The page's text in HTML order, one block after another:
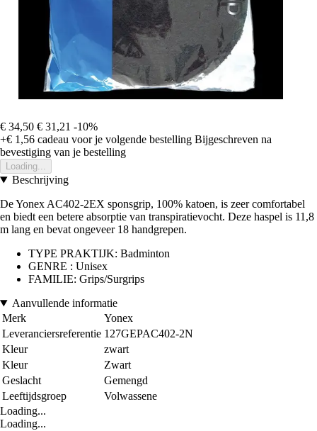
€ 34,50 € 31,21 -10%
+€ 1,56 cadeau voor je volgende bestelling Bijgeschreven na
bevestiging van je bestelling
Loading...
Beschrijving
De Yonex AC402-2EX sponsgrip, 100% katoen, is zeer comfortabel
en biedt een betere absorptie van transpiratievocht. Deze haspel is 11,8
m lang en bevat ongeveer 18 handgrepen.
TYPE PRAKTIJK: Badminton
GENRE : Unisex
FAMILIE: Grips/Surgrips
Aanvullende informatie
Merk
Yonex
Leveranciersreferentie 127GEPAC402-2N
Kleur
zwart
Kleur
Zwart
Geslacht
Gemengd
Leeftijdsgroep
Volwassene
Loading...
Loading...